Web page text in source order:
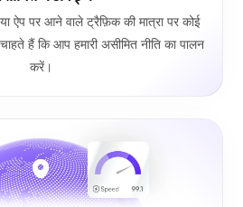
ऐप पर आने वाले ट्रैफ़िक की मात्रा पर कोई
हैं कि आप हमारी असीमित नीति का पालन
करें।